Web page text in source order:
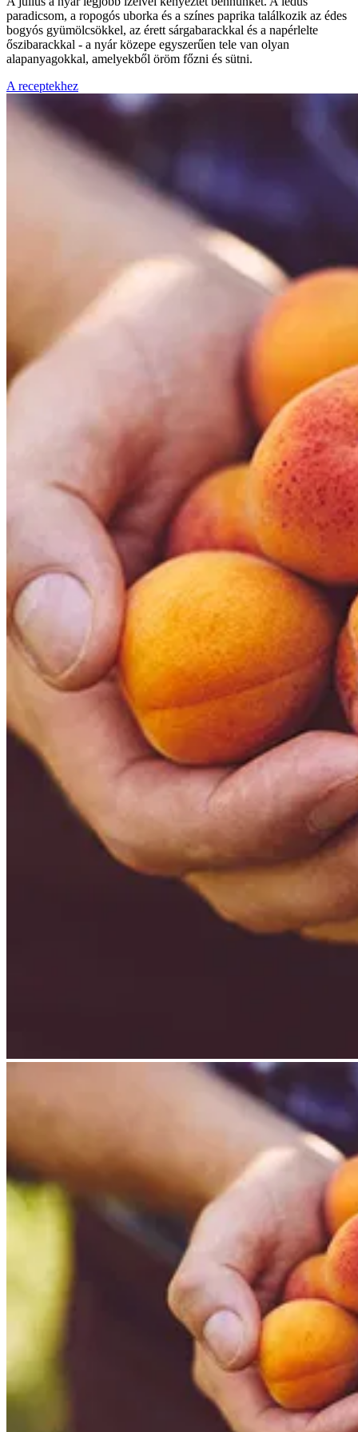
paradicsom, a ropogós uborka és a színes paprika találkozik az édes
bogyós gyümölcsökkel, az érett sárgabarackkal és a napérlelte
őszibarackkal - a nyár közepe egyszerűen tele van olyan
alapanyagokkal, amelyekből öröm főzni és sütni.
A receptekhez